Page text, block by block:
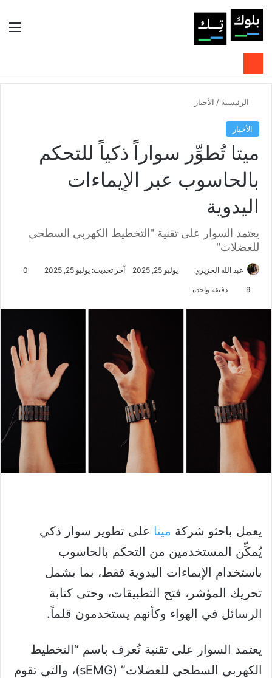
بحثالوضع
الرئيسية / الأخبار
الأخبار
ميتا تُطوِّر سواراً ذكياً للتحكم
بالحاسوب عبر الإيماءات
اليدوية
يعتمد السوار على تقنية "التخطيط الكهربي السطحي
للعضلات"
عبد الله الجزيري يوليو 25, 2025 آخر تحديث: يوليو 25, 2025 0
9 دقيقة واحدة
يعمل باحثو شركة ميتا على تطوير سوار ذكي
يُمكِّن المستخدمين من التحكم بالحاسوب
باستخدام الإيماءات اليدوية فقط، بما يشمل
تحريك المؤشر، فتح التطبيقات، وحتى كتابة
الرسائل في الهواء وكأنهم يستخدمون قلماً.
يعتمد السوار على تقنية تُعرف باسم “التخطيط
الكهربي السطحي للعضلات” (sEMG)، والتي تقوم